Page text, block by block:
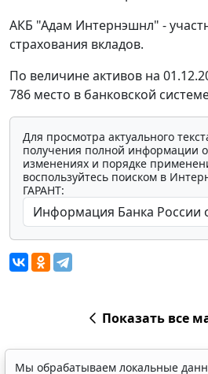
АКБ "Адам Интернэшнл" -
страхования вкладов.
По величине активов на
786 место в банковской
Для просмотра актуального
получения полной информации о
изменениях и порядке
воспользуйтесь поиском в
ГАРАНТ:
Показать все
Мы обрабатываем локальные